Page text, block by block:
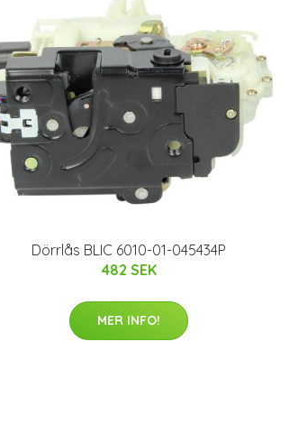
Dörrlås BLIC 6010-01-045434P
482 SEK
MER INFO!